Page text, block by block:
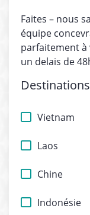
Faites – nous
équipe
parfaitement à
un delais de
Destinations
Vietnam
Laos
Chine
Indonésie